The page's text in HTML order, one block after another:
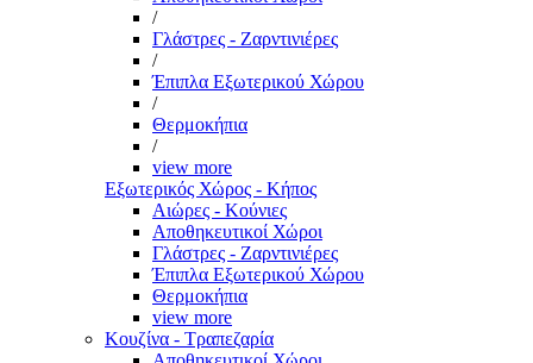
/
Γλάστρες - Ζαρντινιέρες
/
Έπιπλα Εξωτερικού Χώρου
/
Θερμοκήπια
/
view more
Εξωτερικός Χώρος - Κήπος
Αιώρες - Κούνιες
Αποθηκευτικοί Χώροι
Γλάστρες - Ζαρντινιέρες
Έπιπλα Εξωτερικού Χώρου
Θερμοκήπια
view more
Κουζίνα - Τραπεζαρία